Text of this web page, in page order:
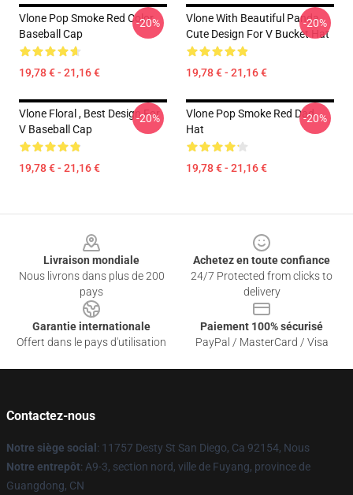
Vlone Pop Smoke Red Color
Baseball Cap
19,78 € - 21,16 €
-20%
Vlone With Beautiful Panda ,
Cute Design For V Bucket Hat
19,78 € - 21,16 €
-20%
Vlone Floral , Best Design For
V Baseball Cap
19,78 € - 21,16 €
-20%
Vlone Pop Smoke Red Dad
Hat
19,78 € - 21,16 €
-20%
Livraison mondiale
Nous livrons dans plus de 200
pays
Achetez en toute confiance
24/7 Protected from clicks to
delivery
Garantie internationale
Offert dans le pays d'utilisation
Paiement 100% sécurisé
PayPal / MasterCard / Visa
Contactez-nous
Notre siège social : 11757 Desty St San Diego, Ca 92154, Nous
Notre entrepôt: A9-3, section nord, ville de Fuyang, province de
Guangdong, CN